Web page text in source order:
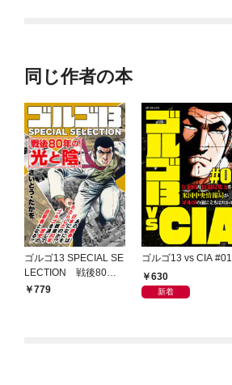
同じ作者の本
ゴルゴ13 SPECIAL SE
LECTION 戦後80年
の光と陰
779
ゴルゴ13 vs CIA #01
630
新着